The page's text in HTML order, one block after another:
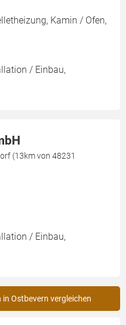
Kamin / Ofen,
/ Einbau,
(13km von 48231
/ Einbau,
Ostbevern vergleichen